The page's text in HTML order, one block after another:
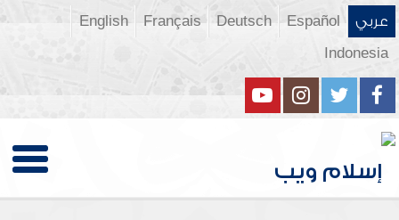
عربي Español
Deutsch
Français
English
Indonesia